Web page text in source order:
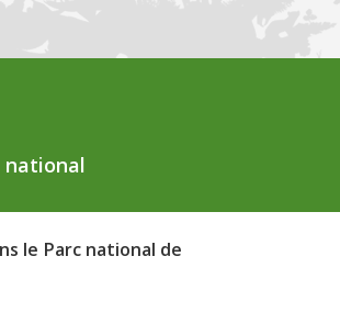
national
le Parc national de